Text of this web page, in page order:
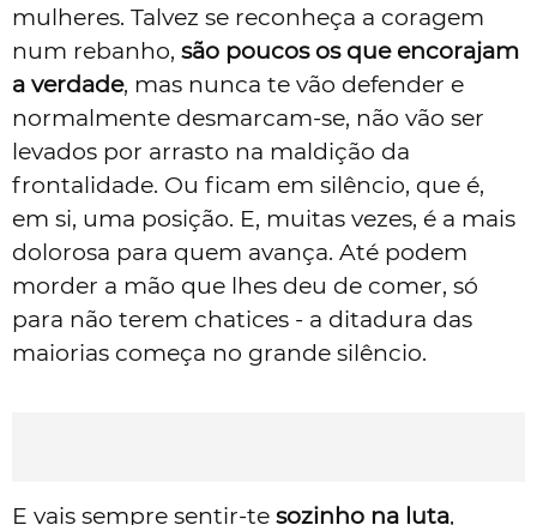
mulheres. Talvez se reconheça a coragem
num rebanho, são poucos os que encorajam
a verdade, mas nunca te vão defender e
normalmente desmarcam-se, não vão ser
levados por arrasto na maldição da
frontalidade. Ou ficam em silêncio, que é,
em si, uma posição. E, muitas vezes, é a mais
dolorosa para quem avança. Até podem
morder a mão que lhes deu de comer, só
para não terem chatices - a ditadura das
maiorias começa no grande silêncio.
E vais sempre sentir-te sozinho na luta,